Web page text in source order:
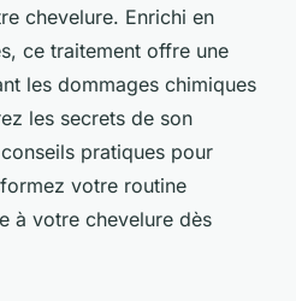
chevelure. Enrichi en
ce traitement offre une
les dommages chimiques
les secrets de son
pratiques pour
votre routine
à votre chevelure dès